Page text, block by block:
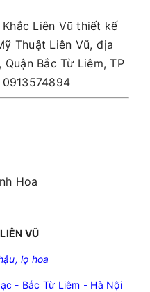
Liên Vũ thiết kế
Thuật Liên Vũ, địa
Bắc Từ Liêm, TP
Hoa
VŨ
lọ hoa
- Bắc Từ Liêm - Hà Nội